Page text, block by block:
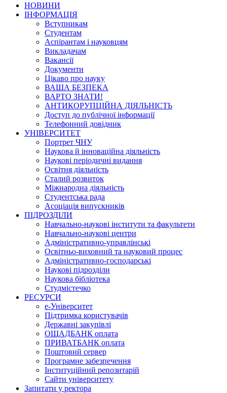
НОВИНИ
ІНФОРМАЦІЯ
Вступникам
Студентам
Аспірантам і науковцям
Викладачам
Вакансії
Документи
Цікаво про науку
ВАША БЕЗПЕКА
ВАРТО ЗНАТИ!
АНТИКОРУПЦІЙНА ДІЯЛЬНІСТЬ
Доступ до публічної інформації
Телефонний довідник
УНІВЕРСИТЕТ
Портрет ЧНУ
Наукова й інноваційна діяльність
Наукові періодичні видання
Освітня діяльність
Сталий розвиток
Міжнародна діяльність
Студентська рада
Асоціація випускників
ПІДРОЗДІЛИ
Навчально-наукові інститути та факультети
Навчально-наукові центри
Адміністративно-управлінські
Освітньо-виховний та науковий процес
Адміністративно-господарські
Наукові підрозділи
Наукова бібліотека
Студмістечко
РЕСУРСИ
е-Університет
Підтримка користувачів
Державні закупівлі
ОЩАДБАНК оплата
ПРИВАТБАНК оплата
Поштовий сервер
Програмне забезпечення
Інституційний репозитарій
Сайти університету
Запитати у ректора